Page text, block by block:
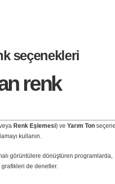
seçenekleri
renk
Renk Eşlemesi) veYarım Ton
kullanın.
görüntülere dönüştüren programlarda,
grafikleri de denetler.